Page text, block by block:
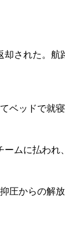
された。
ベッドで就寝
ムに払われ
圧からの解